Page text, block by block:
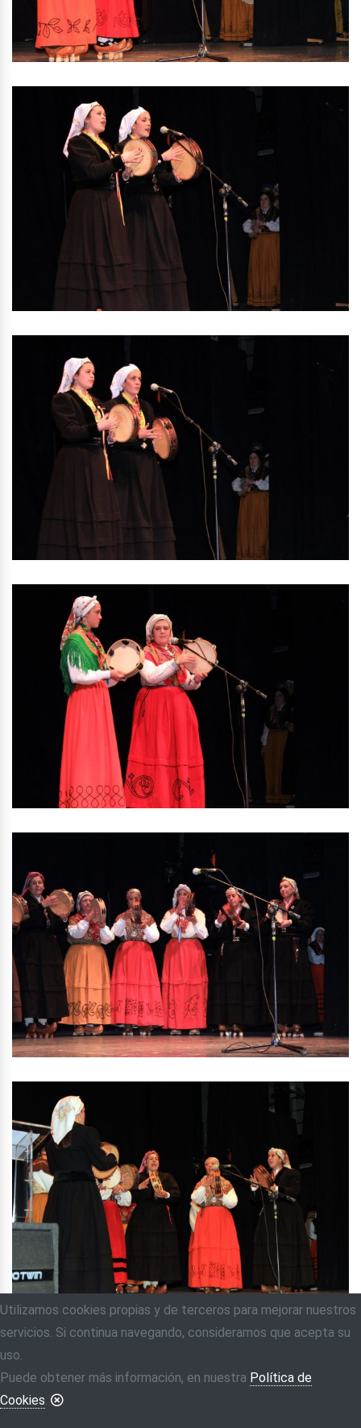
Utilizamos cookies propias y de terceros para mejorar nuestros
servicios. Si continua navegando, consideramos que acepta su
uso.
Puede obtener más información, en nuestra Política de
Cookies.